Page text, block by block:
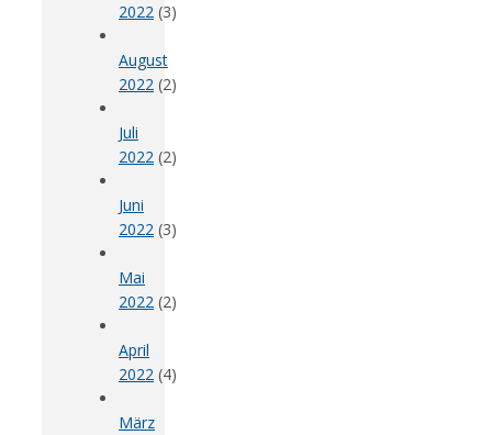
2022 (3)
August
2022 (2)
Juli
2022 (2)
Juni
2022 (3)
Mai
2022 (2)
April
2022 (4)
März